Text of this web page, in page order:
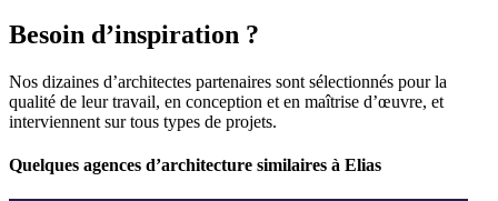
Besoin d’inspiration ?
Nos dizaines d’architectes partenaires sont sélectionnés pour la
qualité de leur travail, en conception et en maîtrise d’œuvre, et
interviennent sur tous types de projets.
Quelques agences d’architecture similaires à Elias